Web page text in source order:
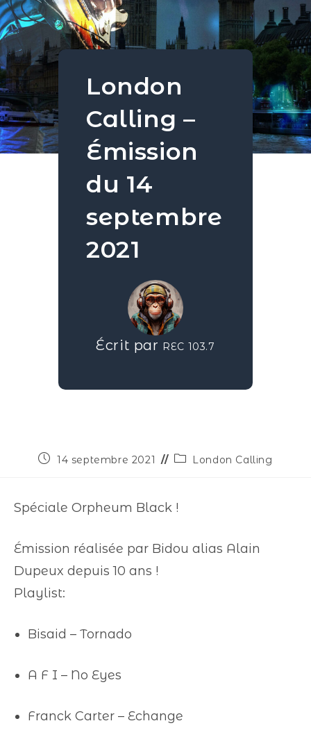
London
Calling –
Émission
du 14
septembre
2021
Écrit par REC 103.7
14 septembre 2021 London Calling
Spéciale Orpheum Black !
Émission réalisée par Bidou alias Alain
Dupeux depuis 10 ans !
Playlist:
Bisaid – Tornado
A F I – No Eyes
Franck Carter – Echange